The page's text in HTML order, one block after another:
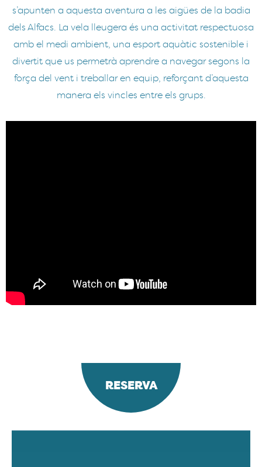
s’apunten a aquesta aventura a les aigües de la badia
dels Alfacs. La vela lleugera és una activitat respectuosa
amb el medi ambient, una esport aquàtic sostenible i
divertit que us permetrà aprendre a navegar segons la
força del vent i treballar en equip, reforçant d’aquesta
manera els vincles entre els grups.
RESERVA